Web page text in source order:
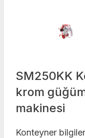
SM250KK
krom
makinesi
Konteyner